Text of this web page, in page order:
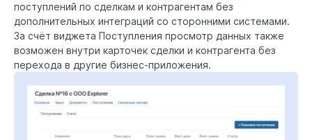
поступлений по сделкам и контрагентам без
дополнительных интеграций со сторонними системами.
За счёт виджета Поступления просмотр данных также
возможен внутри карточек сделки и контрагента без
перехода в другие бизнес-приложения.